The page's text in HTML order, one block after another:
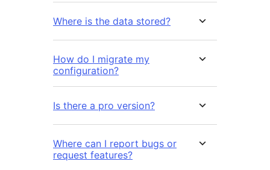
Where is the data stored?
How do I migrate my
configuration?
Is there a pro version?
Where can I report bugs or
request features?